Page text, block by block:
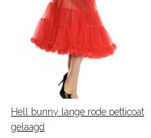
Hell bunny lange rode petticoat
gelaagd